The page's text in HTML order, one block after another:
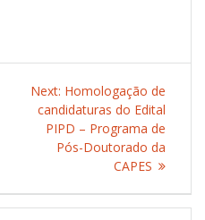
Next: Next
post:
Homologação de
candidaturas do Edital
PIPD – Programa de
Pós-Doutorado da
CAPES